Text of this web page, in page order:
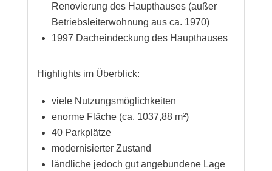
Renovierung des Haupthauses (außer
Betriebsleiterwohnung aus ca. 1970)
1997 Dacheindeckung des Haupthauses
Highlights im Überblick:
viele Nutzungsmöglichkeiten
enorme Fläche (ca. 1037,88 m²)
40 Parkplätze
modernisierter Zustand
ländliche jedoch gut angebundene Lage